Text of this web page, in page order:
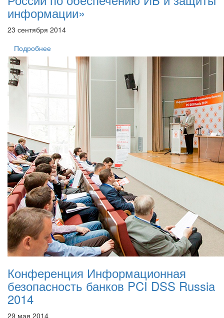
информации»
23 сентября 2014
Подробнее
Конференция Информационная
безопасность банков PCI DSS Russia
2014
29 мая 2014